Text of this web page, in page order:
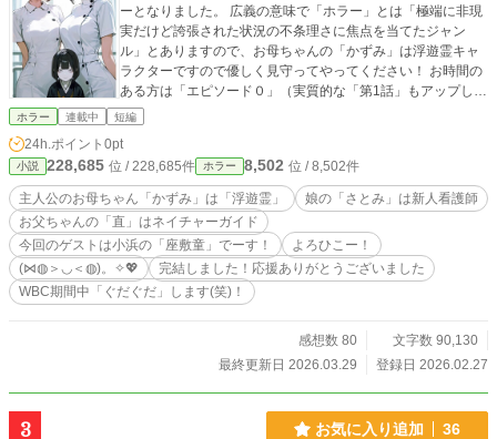
ーとなりました。 広義の意味で「ホラー」とは「極端に非現
実だけど誇張された状況の不条理さに焦点を当てたジャン
ル」とありますので、お母ちゃんの「かずみ」は浮遊霊キャ
ラクターですので優しく見守ってやってください！ お時間の
ある方は「エピソード０」（実質的な「第1話」もアップしま
すのでお母ちゃんが今、家族と一緒に居る「前振り」の話が
作品にいただいた「エール」の投稿インセンティブは「こど
も食堂」運営の応援に使わせていただきますので、よろしか
ったらご協力ください！ では、お母ちゃん（霊】の「かず
み」と娘の「さとみ」、そしてお父ちゃんの「直」と今回の
ゲストの「座敷童」さんの応援をよろひこー！ (⋈◍＞◡＜
◍)。✧💖
ホラー 連載中 短編
24h.ポイント 0pt
小説 228,685 位 / 228,685件 ホラー 8,502 位 / 8,502件
主人公のお母ちゃん「かずみ」は「浮遊霊」
娘の「さとみ」は新人看護師
お父ちゃんの「直」はネイチャーガイド
今回のゲストは小浜の「座敷童」でーす！
よろひこー！
(⋈◍＞◡＜◍)。✧💖
完結しました！応援ありがとうございました
WBC期間中「ぐだぐだ」します(笑)！
感想数 80
文字数 90,130
最終更新日 2026.03.29
登録日 2026.02.27
3 お気に入り追加 36